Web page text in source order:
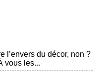
l’envers du décor, non ?
vous les...